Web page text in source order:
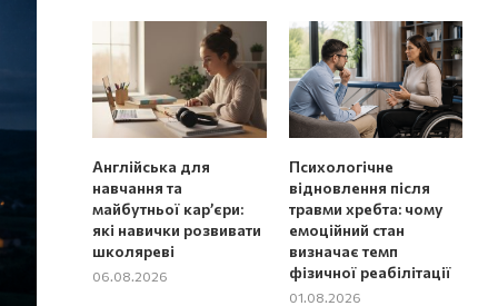
Англійська для
навчання та
майбутньої кар’єри:
які навички розвивати
школяреві
06.08.2026
Психологічне
відновлення після
травми хребта: чому
емоційний стан
визначає темп
фізичної реабілітації
01.08.2026